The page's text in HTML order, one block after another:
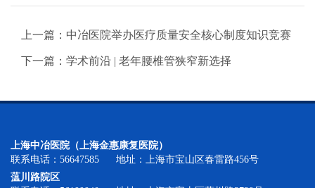
上一篇：中冶医院举办医疗质量安全核心制度知识竞赛
下一篇：学术前沿 | 老年腰椎管狭窄新选择
上海中冶医院（上海金惠康复医院）
联系电话：56647585 地址：上海市宝山区春雷路456号
蕰川路院区